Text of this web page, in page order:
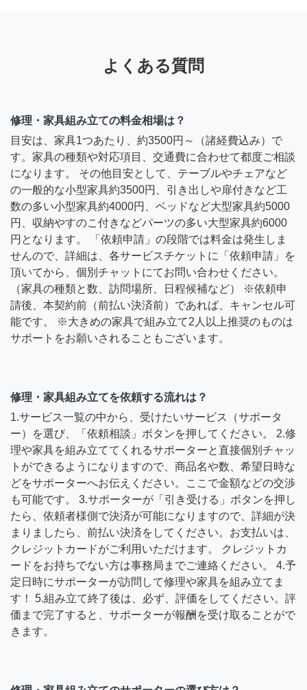
よくある質問
修理・家具組み立ての料金相場は？
目安は、家具1つあたり、約3500円～（諸経費込み）で
す。家具の種類や対応項目、交通費に合わせて都度ご相談
になります。 その他目安として、テーブルやチェアなど
の一般的な小型家具約3500円、引き出しや扉付きなど工
数の多い小型家具約4000円、ベッドなど大型家具約5000
円、収納やすのこ付きなどパーツの多い大型家具約6000
円となります。 「依頼申請」の段階では料金は発生しま
せんので、詳細は、各サービスチケットに「依頼申請」を
頂いてから、個別チャットにてお問い合わせください。
（家具の種類と数、訪問場所、日程候補など） ※依頼申
請後、本契約前（前払い決済前）であれば、キャンセル可
能です。 ※大きめの家具で組み立て2人以上推奨のものは
サポートをお願いされることもございます。
修理・家具組み立てを依頼する流れは？
1.サービス一覧の中から、受けたいサービス（サポータ
ー）を選び、「依頼相談」ボタンを押してください。 2.修
理や家具を組み立ててくれるサポーターと直接個別チャッ
トができるようになりますので、商品名や数、希望日時な
どをサポーターへお伝えください。ここで金額などの交渉
も可能です。 3.サポーターが「引き受ける」ボタンを押し
たら、依頼者様側で決済が可能になりますので、詳細が決
まりましたら、前払い決済をしてください。お支払いは、
クレジットカードがご利用いただけます。 クレジットカ
ードをお持ちでない方は事務局までご連絡ください。 4.予
定日時にサポーターが訪問して修理や家具を組み立てま
す！ 5.組み立て終了後は、必ず、評価をしてください。評
価まで完了すると、サポーターが報酬を受け取ることがで
きます。